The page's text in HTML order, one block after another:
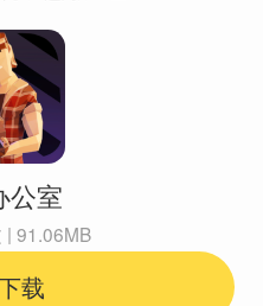
公室
| 91.06MB
载